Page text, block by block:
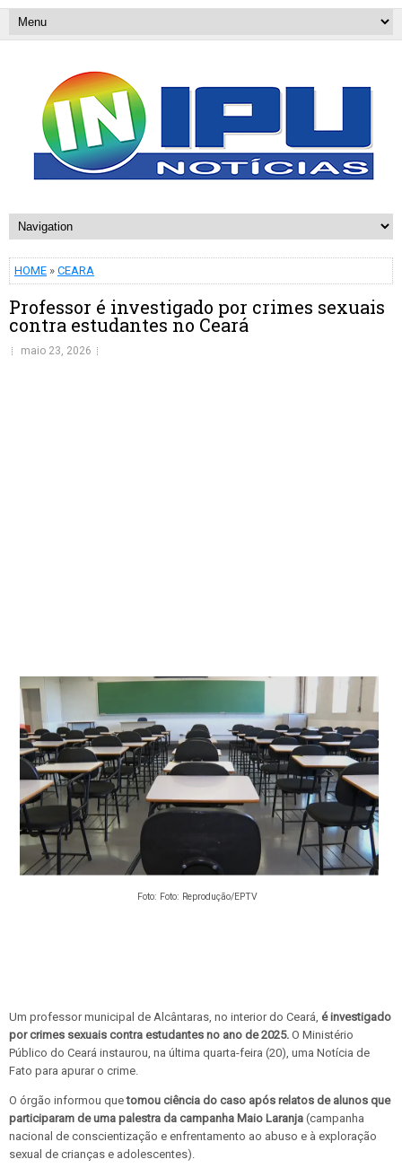
HOME » CEARA
Professor é investigado por crimes sexuais
contra estudantes no Ceará
maio 23, 2026
Foto: Foto: Reprodução/EPTV
Um professor municipal de Alcântaras, no interior do Ceará, é investigado
por crimes sexuais contra estudantes no ano de 2025. O Ministério
Público do Ceará instaurou, na última quarta-feira (20), uma Notícia de
Fato para apurar o crime.
O órgão informou quetomou ciência do caso após relatos de alunos que
participaram de uma palestra da campanha Maio Laranja (campanha
nacional de conscientização e enfrentamento ao abuso e à exploração
sexual de crianças e adolescentes).